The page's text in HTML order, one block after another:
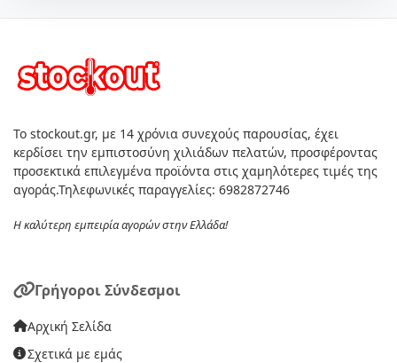
Το stockout.gr, με 14 χρόνια συνεχούς παρουσίας, έχει
κερδίσει την εμπιστοσύνη χιλιάδων πελατών, προσφέροντας
προσεκτικά επιλεγμένα προϊόντα στις χαμηλότερες τιμές της
αγοράς.Τηλεφωνικές παραγγελίες: 6982872746
Η καλύτερη εμπειρία αγορών στην Ελλάδα!
Γρήγοροι Σύνδεσμοι
Αρχική Σελίδα
Σχετικά με εμάς